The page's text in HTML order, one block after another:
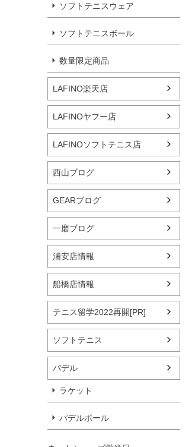
ソフトテニスウェア
ソフトテニスボール
数量限定商品
LAFINO楽天店
LAFINOヤフー店
LAFINOソフトテニス店
西山ブログ
GEARブログ
一磨ブログ
浦安店情報
船橋店情報
テニス留学2022再開[PR]
ソフトテニス
パデル
ラケット
パデルボール